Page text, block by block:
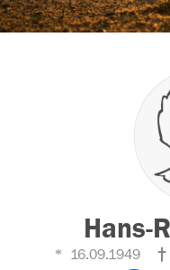
Hans-
16.09.1949